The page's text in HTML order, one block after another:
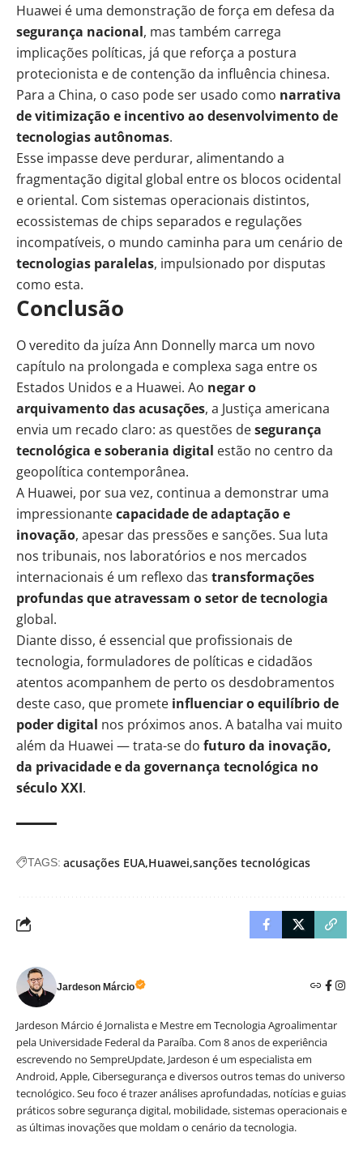
Huawei é uma demonstração de força em defesa da
segurança nacional, mas também carrega
implicações políticas, já que reforça a postura
protecionista e de contenção da influência chinesa.
Para a China, o caso pode ser usado como narrativa
de vitimização e incentivo ao desenvolvimento de
tecnologias autônomas.
Esse impasse deve perdurar, alimentando a
fragmentação digital global entre os blocos ocidental
e oriental. Com sistemas operacionais distintos,
ecossistemas de chips separados e regulações
incompatíveis, o mundo caminha para um cenário de
tecnologias paralelas, impulsionado por disputas
como esta.
Conclusão
O veredito da juíza Ann Donnelly marca um novo
capítulo na prolongada e complexa saga entre os
Estados Unidos e a Huawei. Ao negar o
arquivamento das acusações, a Justiça americana
envia um recado claro: as questões desegurança
tecnológica e soberania digital estão no centro da
geopolítica contemporânea.
A Huawei, por sua vez, continua a demonstrar uma
impressionantecapacidade de adaptação e
inovação, apesar das pressões e sanções. Sua luta
nos tribunais, nos laboratórios e nos mercados
internacionais é um reflexo das transformações
profundas que atravessam o setor de tecnologia
global.
Diante disso, é essencial que profissionais de
tecnologia, formuladores de políticas e cidadãos
atentos acompanhem de perto os desdobramentos
deste caso, que promete influenciar o equilíbrio de
poder digital nos próximos anos. A batalha vai muito
além da Huawei — trata-se do futuro da inovação,
da privacidade e da governança tecnológica no
século XXI.
TAGS: acusações EUA Huawei sanções tecnológicas
Jardeson Márcio
Jardeson Márcio é Jornalista e Mestre em Tecnologia Agroalimentar
pela Universidade Federal da Paraíba. Com 8 anos de experiência
escrevendo no SempreUpdate, Jardeson é um especialista em
Android, Apple, Cibersegurança e diversos outros temas do universo
tecnológico. Seu foco é trazer análises aprofundadas, notícias e guias
práticos sobre segurança digital, mobilidade, sistemas operacionais e
as últimas inovações que moldam o cenário da tecnologia.